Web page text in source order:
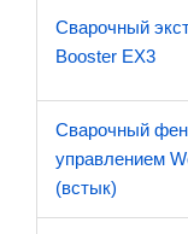
Сварочный
Booster EX3
Сварочный
управлением
(встык)